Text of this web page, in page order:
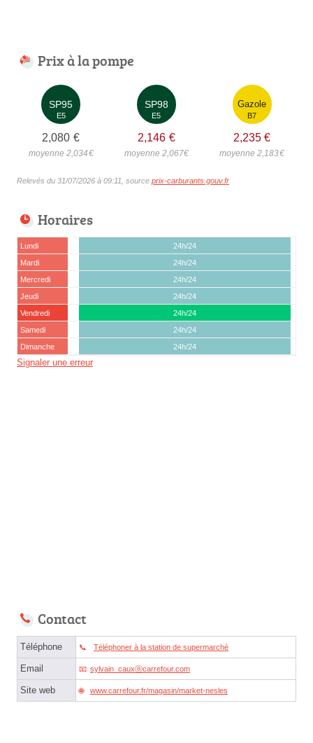
Prix à la pompe
SP95
E5
2,080 €
moyenne 2,034€
SP98
E5
2,146 €
moyenne 2,067€
Gazole
B7
2,235 €
moyenne 2,183€
Relevés du 31/07/2026 à 09:11, source prix-carburants.gouv.fr
Horaires
Lundi
24h/24
Mardi
24h/24
Mercredi
24h/24
Jeudi
24h/24
Vendredi
24h/24
Samedi
24h/24
Dimanche
24h/24
Signaler une erreur
Contact
Téléphone Téléphoner à la station de supermarché
Email sylvain_cauxⓐcarrefour.com
Site web www.carrefour.fr/magasin/market-nesles